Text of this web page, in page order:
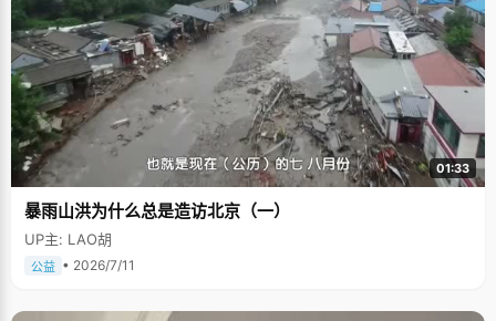
01:33
暴雨山洪为什么总是造访北京（一）
UP主: LAO胡
公益 • 2026/7/11